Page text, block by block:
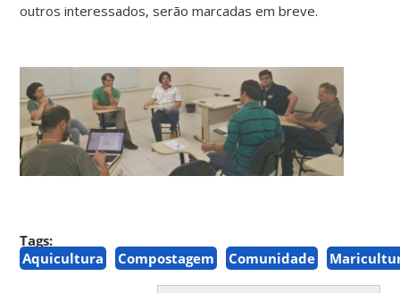
outros interessados, serão marcadas em breve.
Tags:
Aquicultura
Compostagem Comunidade